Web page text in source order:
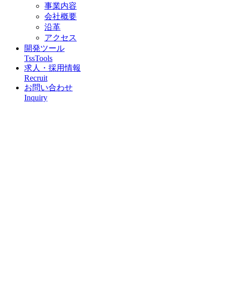
事業内容
会社概要
沿革
アクセス
開発ツール
TssTools
求人・採用情報
Recruit
お問い合わせ
Inquiry